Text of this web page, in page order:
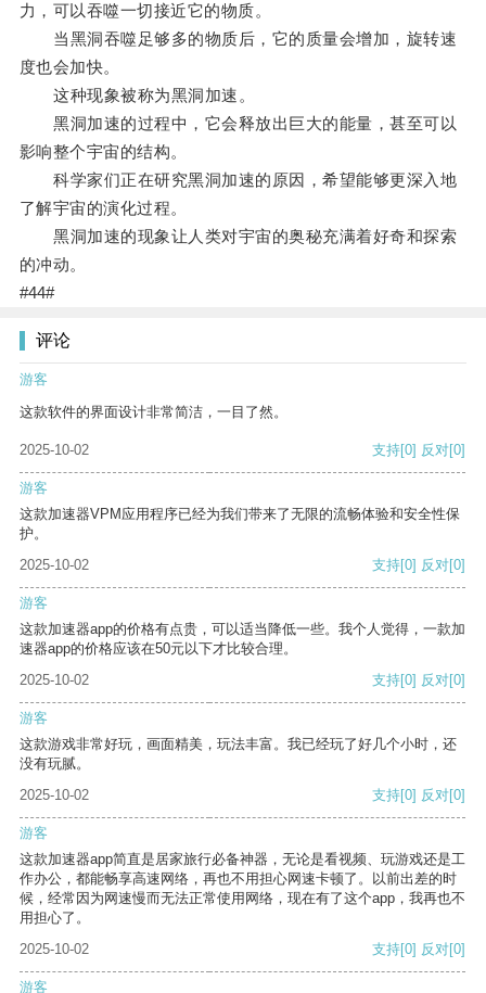
力，可以吞噬一切接近它的物质。
当黑洞吞噬足够多的物质后，它的质量会增加，旋转速
度也会加快。
这种现象被称为黑洞加速。
黑洞加速的过程中，它会释放出巨大的能量，甚至可以
影响整个宇宙的结构。
科学家们正在研究黑洞加速的原因，希望能够更深入地
了解宇宙的演化过程。
黑洞加速的现象让人类对宇宙的奥秘充满着好奇和探索
的冲动。
#44#
评论
游客
这款软件的界面设计非常简洁，一目了然。
2025-10-02 支持[0] 反对[0]
游客
这款加速器VPM应用程序已经为我们带来了无限的流畅体验和安全性保
护。
2025-10-02
支持[0] 反对[0]
游客
这款加速器app的价格有点贵，可以适当降低一些。我个人觉得，一款加
速器app的价格应该在50元以下才比较合理。
2025-10-02
支持[0] 反对[0]
游客
这款游戏非常好玩，画面精美，玩法丰富。我已经玩了好几个小时，还
没有玩腻。
2025-10-02
支持[0] 反对[0]
游客
这款加速器app简直是居家旅行必备神器，无论是看视频、玩游戏还是工
作办公，都能畅享高速网络，再也不用担心网速卡顿了。以前出差的时
候，经常因为网速慢而无法正常使用网络，现在有了这个app，我再也不
用担心了。
2025-10-02
支持[0] 反对[0]
游客